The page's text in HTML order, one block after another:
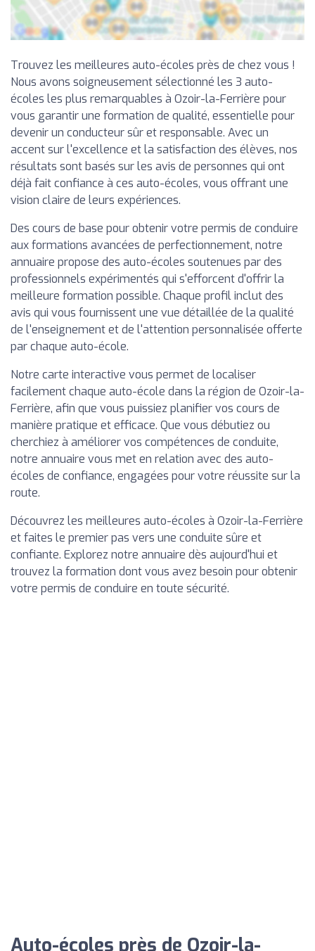
Trouvez les meilleures auto-écoles près de chez vous !
Nous avons soigneusement sélectionné les 3 auto-
écoles les plus remarquables à Ozoir-la-Ferrière pour
vous garantir une formation de qualité, essentielle pour
devenir un conducteur sûr et responsable. Avec un
accent sur l'excellence et la satisfaction des élèves, nos
résultats sont basés sur les avis de personnes qui ont
déjà fait confiance à ces auto-écoles, vous offrant une
vision claire de leurs expériences.
Des cours de base pour obtenir votre permis de conduire
aux formations avancées de perfectionnement, notre
annuaire propose des auto-écoles soutenues par des
professionnels expérimentés qui s'efforcent d'offrir la
meilleure formation possible. Chaque profil inclut des
avis qui vous fournissent une vue détaillée de la qualité
de l'enseignement et de l'attention personnalisée offerte
par chaque auto-école.
Notre carte interactive vous permet de localiser
facilement chaque auto-école dans la région de Ozoir-la-
Ferrière, afin que vous puissiez planifier vos cours de
manière pratique et efficace. Que vous débutiez ou
cherchiez à améliorer vos compétences de conduite,
notre annuaire vous met en relation avec des auto-
écoles de confiance, engagées pour votre réussite sur la
route.
Découvrez les meilleures auto-écoles à Ozoir-la-Ferrière
et faites le premier pas vers une conduite sûre et
confiante. Explorez notre annuaire dès aujourd'hui et
trouvez la formation dont vous avez besoin pour obtenir
votre permis de conduire en toute sécurité.
Auto-écoles près de Ozoir-la-